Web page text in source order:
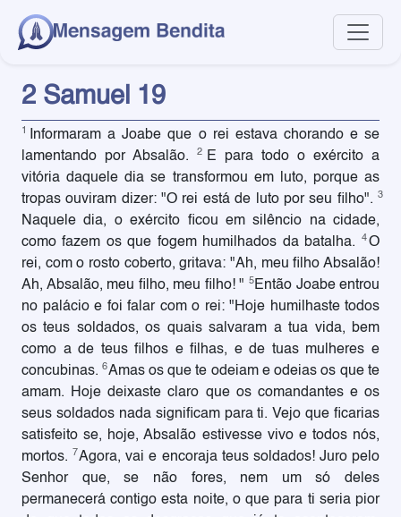
2 Samuel 19
1
Informaram a Joabe que o rei estava chorando e se
lamentando por Absalão.
2
E para todo o exército a
vitória daquele dia se transformou em luto, porque as
tropas ouviram dizer: "O rei está de luto por seu filho". 3
Naquele dia, o exército ficou em silêncio na cidade,
como fazem os que fogem humilhados da batalha.
4 O
rei, com o rosto coberto, gritava: "Ah, meu filho Absalão!
Ah, Absalão, meu filho, meu filho! " 5 Então Joabe entrou
no palácio e foi falar com o rei: "Hoje humilhaste todos
os teus soldados, os quais salvaram a tua vida, bem
como a de teus filhos e filhas, e de tuas mulheres e
concubinas.6Amas os que te odeiam e odeias os que te
amam. Hoje deixaste claro que os comandantes e os
seus soldados nada significam para ti. Vejo que ficarias
satisfeito se, hoje, Absalão estivesse vivo e todos nós,
mortos. 7Agora, vai e encoraja teus soldados! Juro pelo
Senhor que, se não fores, nem um só deles
permanecerá contigo esta noite, o que para ti seria pior